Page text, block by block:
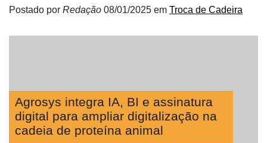
Empresarial
Membros
Liberali
Netrin
Postado por Redação 08/01/2025 em Troca de Cadeira
Agrosys integra IA, BI e assinatura
digital para ampliar digitalização na
cadeia de proteína animal